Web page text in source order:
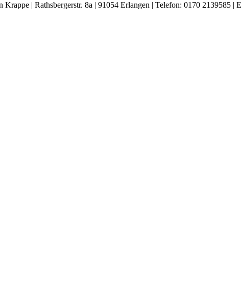
| Rathsbergerstr. 8a | 91054 Erlangen | Telefon: 0170 2139585 |